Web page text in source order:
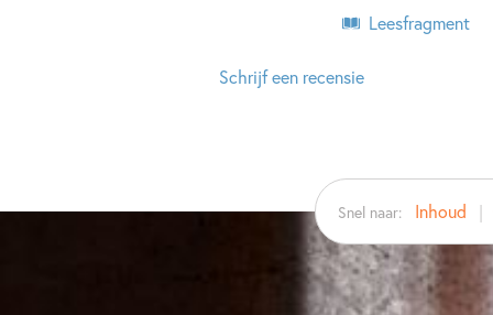
Leesfragment
Schrijf een recensie
Snel naar: Inhoud